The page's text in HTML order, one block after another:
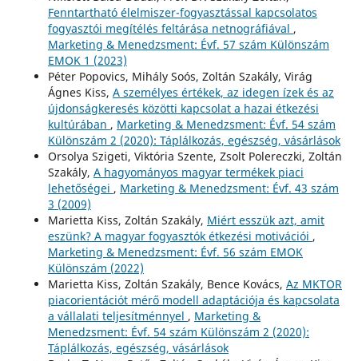
Fenntartható élelmiszer-fogyasztással kapcsolatos
fogyasztói megítélés feltárása netnográfiával ,
Marketing & Menedzsment: Évf. 57 szám Különszám
EMOK 1 (2023)
Péter Popovics, Mihály Soós, Zoltán Szakály, Virág
Ágnes Kiss, A személyes értékek, az idegen ízek és az
újdonságkeresés közötti kapcsolat a hazai étkezési
kultúrában , Marketing & Menedzsment: Évf. 54 szám
Különszám 2 (2020): Táplálkozás, egészség, vásárlások
Orsolya Szigeti, Viktória Szente, Zsolt Polereczki, Zoltán
Szakály, A hagyományos magyar termékek piaci
lehetőségei , Marketing & Menedzsment: Évf. 43 szám
3 (2009)
Marietta Kiss, Zoltán Szakály, Miért esszük azt, amit
eszünk? A magyar fogyasztók étkezési motivációi ,
Marketing & Menedzsment: Évf. 56 szám EMOK
Különszám (2022)
Marietta Kiss, Zoltán Szakály, Bence Kovács, Az MKTOR
piacorientációt mérő modell adaptációja és kapcsolata
a vállalati teljesítménnyel , Marketing &
Menedzsment: Évf. 54 szám Különszám 2 (2020):
Táplálkozás, egészség, vásárlások